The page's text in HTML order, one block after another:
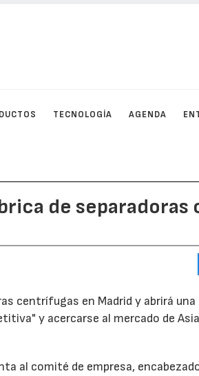
TECNOLOGÍA AGENDA
de
centrífugas en Madrid y abrirá
y acercarse al mercado de
al comité de empresa,